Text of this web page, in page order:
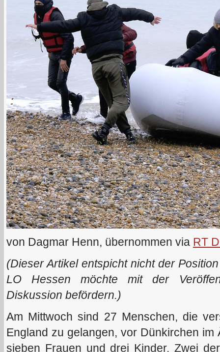
von Dagmar Henn, übernommen via RT
(Dieser Artikel entspicht nicht der
LO Hessen möchte mit der
Diskussion befördern.)
Am Mittwoch sind 27 Menschen, die
England zu gelangen, vor Dünkirchen im
sieben Frauen und drei Kinder. Zwei